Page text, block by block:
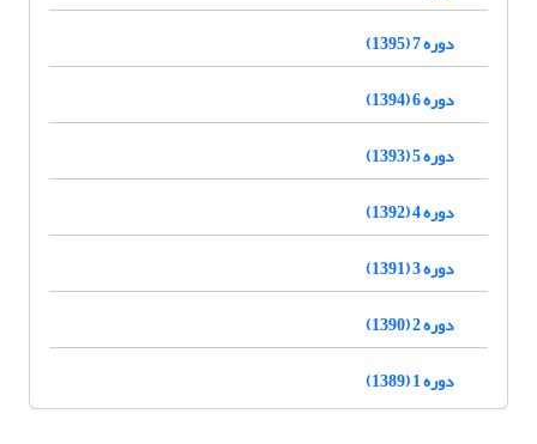
دوره 7 (1395)
دوره 6 (1394)
دوره 5 (1393)
دوره 4 (1392)
دوره 3 (1391)
دوره 2 (1390)
دوره 1 (1389)